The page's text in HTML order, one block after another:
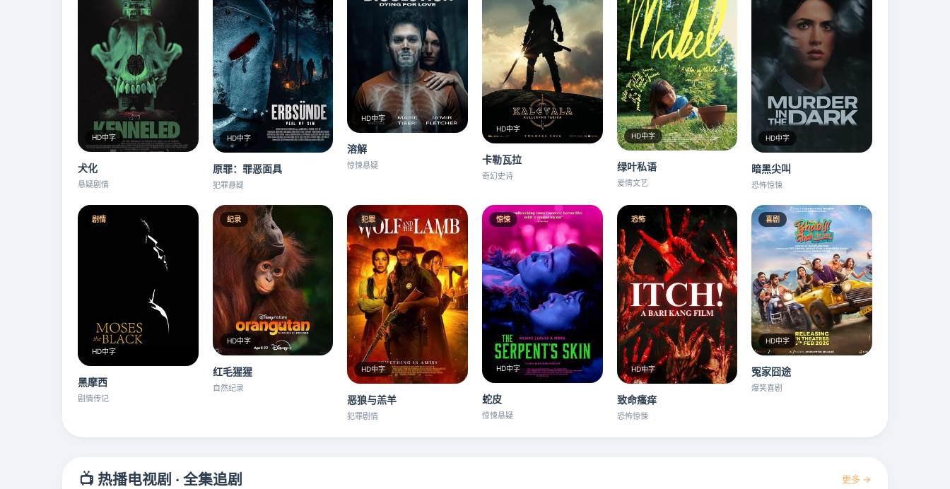
HD中字
犬化
悬疑剧情
HD中字
原罪：罪恶面具
犯罪悬疑
HD中字
溶解
惊悚悬疑
HD中字
卡勒瓦拉
奇幻史诗
HD中字
绿叶私语
爱情文艺
HD中字
暗黑尖叫
恐怖惊悚
剧情
HD中字
黑摩西
剧情传记
纪录
HD中字
红毛猩猩
自然纪录
犯罪
HD中字
恶狼与羔羊
犯罪剧情
惊悚
HD中字
蛇皮
惊悚悬疑
恐怖
HD中字
致命瘙痒
恐怖惊悚
喜剧
HD中字
冤家囧途
爆笑喜剧
📺 热播电视剧 · 全集追剧 更多 →